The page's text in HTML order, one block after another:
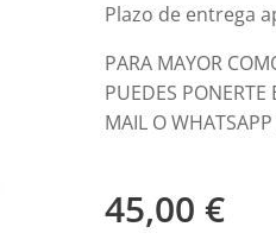
Plazo de entrega
PARA MAYOR
PUEDES
MAIL O
45,00 €